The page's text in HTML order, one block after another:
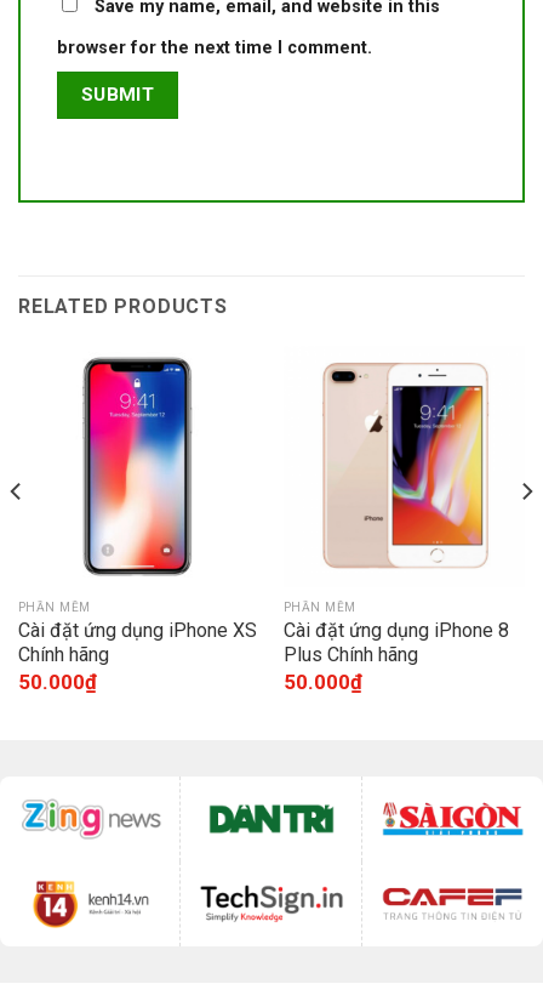
Save my name, email, and website in this
browser for the next time I comment.
RELATED PRODUCTS
PHẦN MỀM
Cài đặt ứng dụng iPhone XS
Chính hãng
50.000₫
PHẦN MỀM
Cài đặt ứng dụng iPhone 8
Plus Chính hãng
50.000₫